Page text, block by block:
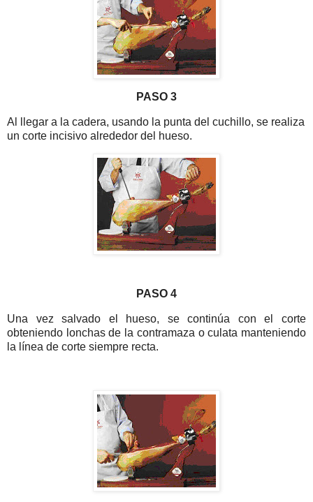
PASO 3
Al llegar a la cadera, usando la punta del cuchillo, se realiza
un corte incisivo alrededor del hueso.
PASO 4
Una vez salvado el hueso, se continúa con el corte
obteniendo lonchas de la contramaza o culata manteniendo
la línea de corte siempre recta.